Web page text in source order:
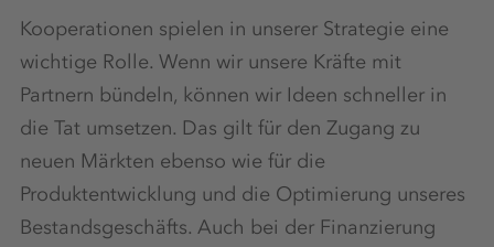
Kooperationen spielen in unserer Strategie eine
wichtige Rolle. Wenn wir unsere Kräfte mit
Partnern bündeln, können wir Ideen schneller in
die Tat umsetzen. Das gilt für den Zugang zu
neuen Märkten ebenso wie für die
Produktentwicklung und die Optimierung unseres
Bestandsgeschäfts. Auch bei der Finanzierung